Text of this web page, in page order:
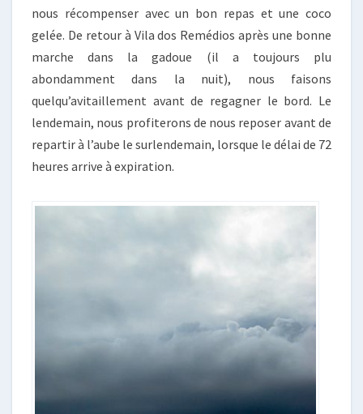
nous récompenser avec un bon repas et une coco
gelée. De retour à Vila dos Remédios après une bonne
marche dans la gadoue (il a toujours plu
abondamment dans la nuit), nous faisons
quelqu’avitaillement avant de regagner le bord. Le
lendemain, nous profiterons de nous reposer avant de
repartir à l’aube le surlendemain, lorsque le délai de 72
heures arrive à expiration.